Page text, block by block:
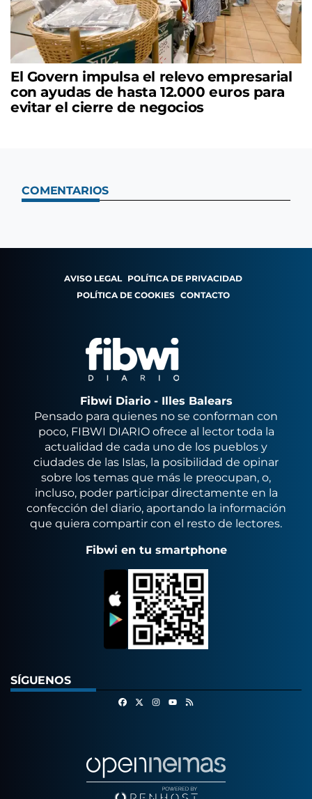
El Govern impulsa el relevo empresarial
con ayudas de hasta 12.000 euros para
evitar el cierre de negocios
COMENTARIOS
AVISO LEGAL POLÍTICA DE PRIVACIDAD
POLÍTICA DE COOKIES CONTACTO
Fibwi Diario - Illes Balears
Pensado para quienes no se conforman con
poco, FIBWI DIARIO ofrece al lector toda la
actualidad de cada uno de los pueblos y
ciudades de las Islas, la posibilidad de opinar
sobre los temas que más le preocupan, o,
incluso, poder participar directamente en la
confección del diario, aportando la información
que quiera compartir con el resto de lectores.
Fibwi en tu smartphone
SÍGUENOS
FacebookInstagram